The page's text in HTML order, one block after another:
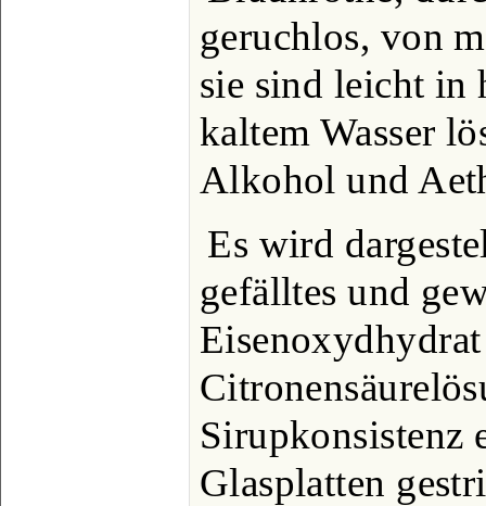
geruchlos, von
sie sind leicht in
kaltem Wasser
Alkohol und
Es wird
gefälltes und
Sirupkonsistenz
Glasplatten